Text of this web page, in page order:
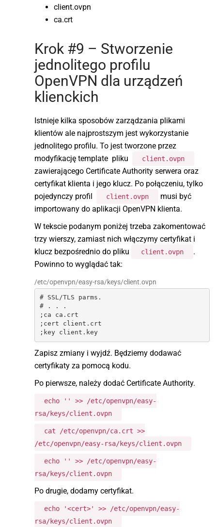
client.ovpn
ca.crt
Krok #9 – Stworzenie
jednolitego profilu
OpenVPN dla urządzeń
klienckich
Istnieje kilka sposobów zarządzania plikami
klientów ale najprostszym jest wykorzystanie
jednolitego profilu. To jest tworzone przez
modyfikację template pliku
client.ovpn
zawierającego Certificate Authority serwera oraz
certyfikat klienta i jego klucz. Po połączeniu, tylko
pojedynczy profil
client.ovpn
musi być
importowany do aplikacji OpenVPN klienta.
W tekscie podanym poniżej trzeba zakomentować
trzy wierszy, zamiast nich włączymy certyfikat i
klucz bezpośrednio do pliku
client.ovpn
.
Powinno to wyglądać tak:
/etc/openvpn/easy-rsa/keys/client.ovpn
# SSL/TLS parms.
# . . .
;ca ca.crt
;cert client.crt
;key client.key
Zapisz zmiany i wyjdź. Będziemy dodawać
certyfikaty za pomocą kodu.
Po pierwsze, należy dodać Certificate Authority.
echo '' >> /etc/openvpn/easy-
rsa/keys/client.ovpn
cat /etc/openvpn/ca.crt >>
/etc/openvpn/easy-rsa/keys/client.ovpn
echo '' >> /etc/openvpn/easy-
rsa/keys/client.ovpn
Po drugie, dodamy certyfikat.
echo '<cert>' >> /etc/openvpn/easy-
rsa/keys/client.ovpn